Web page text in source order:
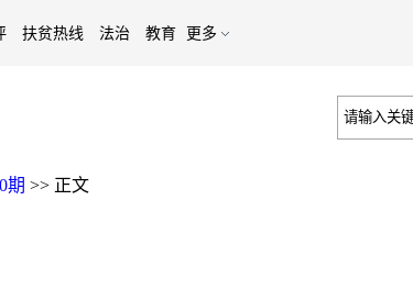
扶贫热线 法治 教育 更多
期 >> 正文